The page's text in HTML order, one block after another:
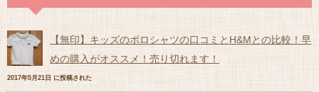
【無印】キッズのポロシャツの口コミとH&Mとの比較！早
めの購入がオススメ！売り切れます！
2017年5月21日 に投稿された